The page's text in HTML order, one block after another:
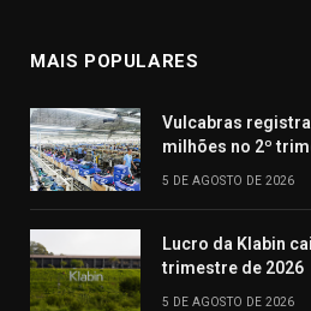
MAIS POPULARES
Vulcabras
milhões no 2º
5 DE AGOSTO DE 2026
Lucro da Klabin
trimestre de 2026
5 DE AGOSTO DE 2026